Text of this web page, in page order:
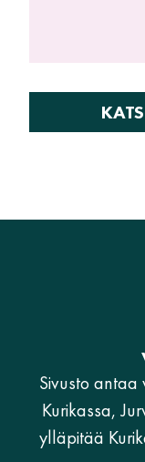
Sivusto antaa
Kurikassa,
ylläpitää